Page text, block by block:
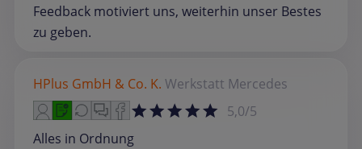
Feedback motiviert uns, weiterhin unser Bestes
zu geben.
HPlus GmbH & Co. K. Werkstatt Mercedes
5,0/5
Alles in Ordnung